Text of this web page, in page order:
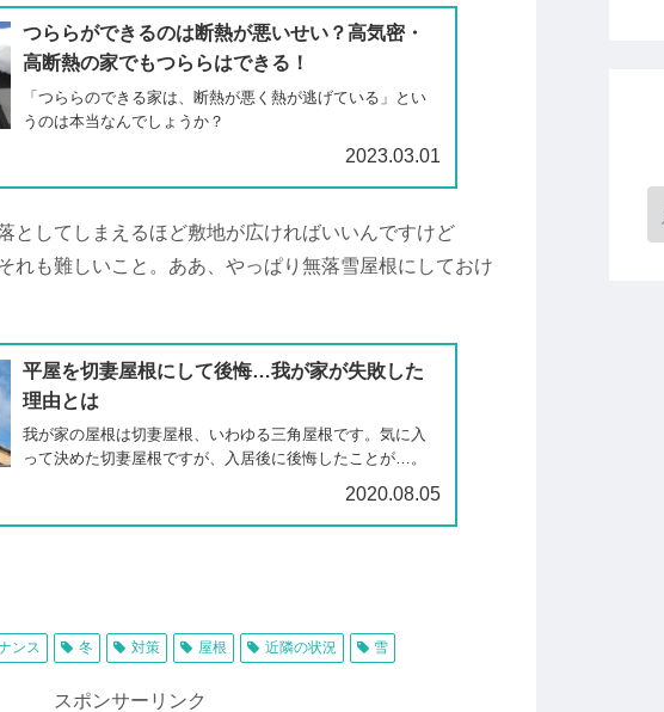
つららができるのは断熱が悪いせい？高気密・
高断熱の家でもつららはできる！
「つららのできる家は、断熱が悪く熱が逃げている」とい
うのは本当なんでしょうか？
2023.03.01
としてしまえるほど敷地が広ければいいんですけど
も難しいこと。ああ、やっぱり無落雪屋根にしておけ
平屋を切妻屋根にして後悔…我が家が失敗した
理由とは
我が家の屋根は切妻屋根、いわゆる三角屋根です。気に入
って決めた切妻屋根ですが、入居後に後悔したことが…。
2020.08.05
ンス 冬 対策 屋根 近隣の状況 雪
スポンサーリンク